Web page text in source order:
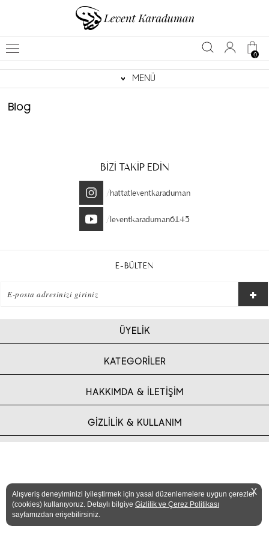
0
MENÜ
Blog
BİZİ TAKİP EDİN
/hattatleventkaraduman
/leventkaraduman6145
E-BÜLTEN
ÜYELİK
KATEGORİLER
HAKKIMDA & İLETİŞİM
GİZLİLİK & KULLANIM
Alışveriş deneyiminizi iyileştirmek için yasal düzenlemelere uygun çerezler
(cookies) kullanıyoruz. Detaylı bilgiye Gizlilik ve Çerez Politikası
sayfamızdan erişebilirsiniz.
X